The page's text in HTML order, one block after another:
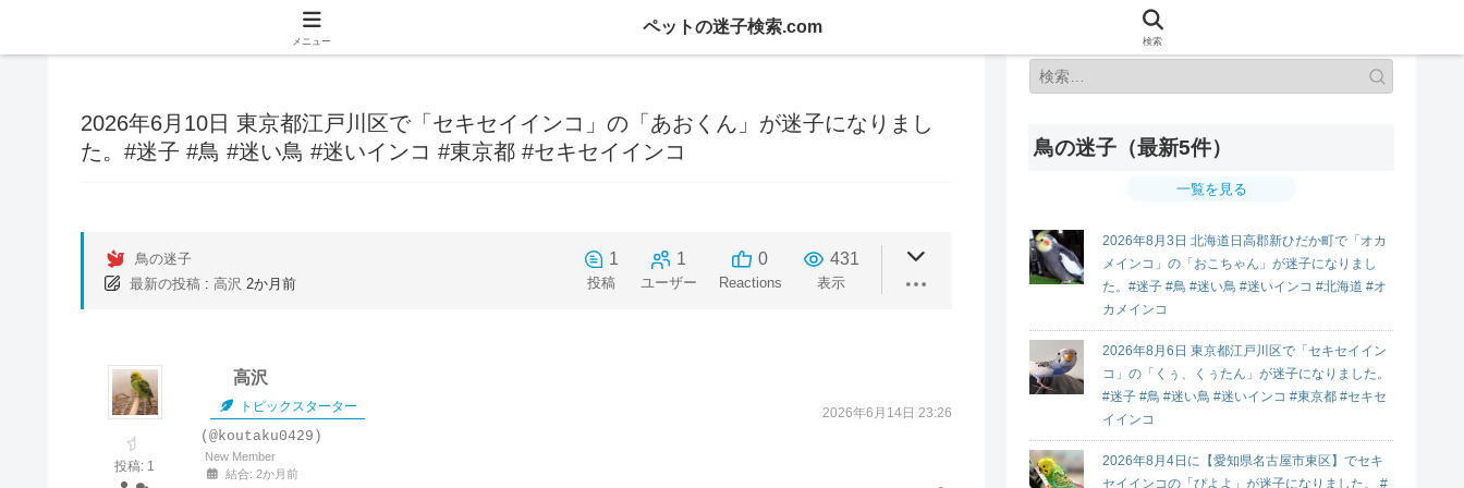
2026年6月10日 東京都江戸川区で「セキセイインコ」の「あおくん」が迷子になりまし
た。#迷子 #鳥 #迷い鳥 #迷いインコ #東京都 #セキセイインコ
鳥の迷子
最新の投稿 : 高沢 2か月前
1
投稿
1
ユーザー
0
Reactions
431
表示
投稿: 1
高沢
トピックスターター 2026年6月14日 23:26
(@koutaku0429)
New Member
結合: 2か月前
鳥の迷子（最新5件）
一覧を見る
2026年8月3日 北海道日高郡新ひだか町で「オカ
メインコ」の「おこちゃん」が迷子になりまし
た。#迷子 #鳥 #迷い鳥 #迷いインコ #北海道 #オ
カメインコ
2026年8月6日 東京都江戸川区で「セキセイイン
コ」の「くぅ、くぅたん」が迷子になりました。
#迷子 #鳥 #迷い鳥 #迷いインコ #東京都 #セキセ
イインコ
2026年8月4日に【愛知県名古屋市東区】でセキ
セイインコの「ぴよよ」が迷子になりました。 #
メニュー
ペットの迷子検索.com
検索